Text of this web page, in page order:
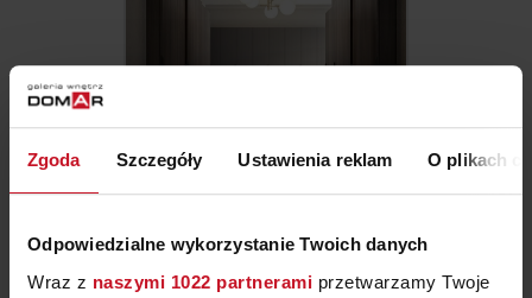
Zgoda Szczegóły Ustawienia reklam O plikach
Odpowiedzialne wykorzystanie Twoich danych
Wraz z naszymi 1022 partnerami przetwarzamy Twoje
DAFRE
ZAPYTAJ O CENĘ W SALONIE